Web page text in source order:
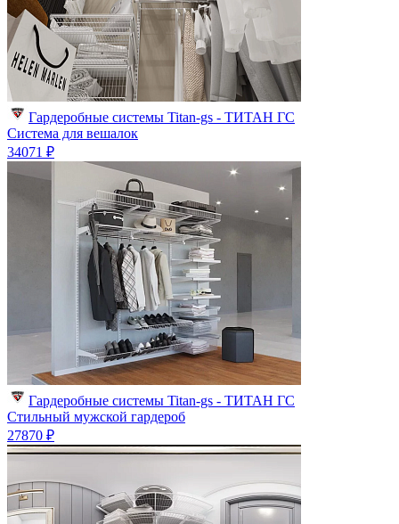
Гардеробные системы Titan-gs - ТИТАН ГС
Система для вешалок
34071 ₽
Гардеробные системы Titan-gs - ТИТАН ГС
Стильный мужской гардероб
27870 ₽